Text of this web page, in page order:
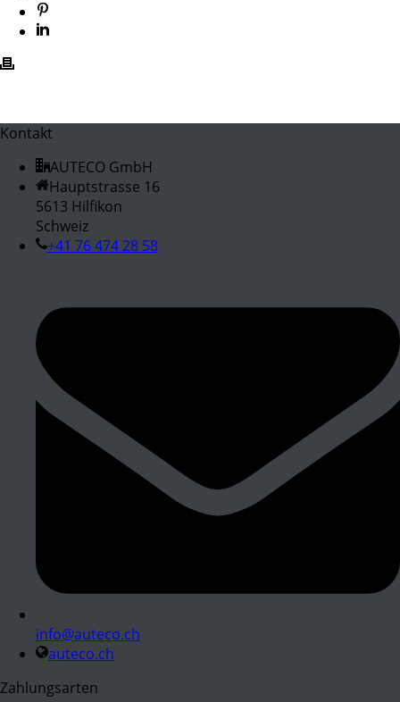
Kontakt
AUTECO GmbH
Hauptstrasse 16
5613 Hilfikon
Schweiz
+41 76 474 28 58
info@auteco.ch
auteco.ch
Zahlungsarten